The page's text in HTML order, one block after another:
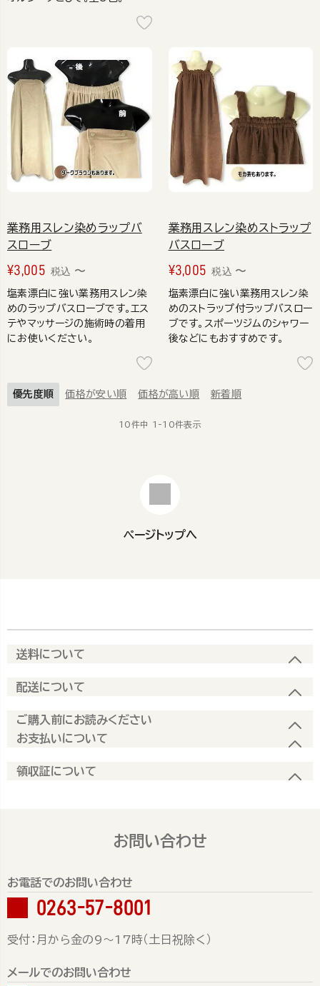
業務用スレン染めラップバ
スローブ
¥3,005 税込 〜
塩素漂白に強い業務用スレン染
めのラップバスローブです。エス
テやマッサージの施術時の着用
にお使いください。
業務用スレン染めストラップ
バスローブ
¥3,005 税込 〜
塩素漂白に強い業務用スレン染
めのストラップ付ラップバスロー
ブです。スポーツジムのシャワー
後などにもおすすめです。
優先度順 価格が安い順 価格が高い順 新着順
10件中 1 -10件表示
ページトップへ
送料について
配送について
ご購入前にお読みください
お支払いについて
領収証について
お問い合わせ
お電話でのお問い合わせ
0263-57-8001
受付：月から金の9～17時（土日祝除く）
メールでのお問い合わせ